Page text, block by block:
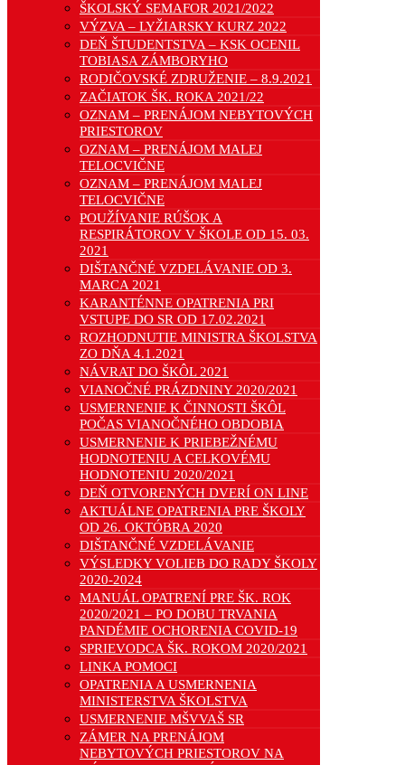
ŠKOLSKÝ SEMAFOR 2021/2022
VÝZVA – LYŽIARSKY KURZ 2022
DEŇ ŠTUDENTSTVA – KSK OCENIL
TOBIASA ZÁMBORYHO
RODIČOVSKÉ ZDRUŽENIE – 8.9.2021
ZAČIATOK ŠK. ROKA 2021/22
OZNAM – PRENÁJOM NEBYTOVÝCH
PRIESTOROV
OZNAM – PRENÁJOM MALEJ
TELOCVIČNE
OZNAM – PRENÁJOM MALEJ
TELOCVIČNE
POUŽÍVANIE RÚŠOK A
RESPIRÁTOROV V ŠKOLE OD 15. 03.
2021
DIŠTANČNÉ VZDELÁVANIE OD 3.
MARCA 2021
KARANTÉNNE OPATRENIA PRI
VSTUPE DO SR OD 17.02.2021
ROZHODNUTIE MINISTRA ŠKOLSTVA
ZO DŇA 4.1.2021
NÁVRAT DO ŠKÔL 2021
VIANOČNÉ PRÁZDNINY 2020/2021
USMERNENIE K ČINNOSTI ŠKÔL
POČAS VIANOČNÉHO OBDOBIA
USMERNENIE K PRIEBEŽNÉMU
HODNOTENIU A CELKOVÉMU
HODNOTENIU 2020/2021
DEŇ OTVORENÝCH DVERÍ ON LINE
AKTUÁLNE OPATRENIA PRE ŠKOLY
OD 26. OKTÓBRA 2020
DIŠTANČNÉ VZDELÁVANIE
VÝSLEDKY VOLIEB DO RADY ŠKOLY
2020-2024
MANUÁL OPATRENÍ PRE ŠK. ROK
2020/2021 – PO DOBU TRVANIA
PANDÉMIE OCHORENIA COVID-19
SPRIEVODCA ŠK. ROKOM 2020/2021
LINKA POMOCI
OPATRENIA A USMERNENIA
MINISTERSTVA ŠKOLSTVA
USMERNENIE MŠVVAŠ SR
ZÁMER NA PRENÁJOM
NEBYTOVÝCH PRIESTOROV NA